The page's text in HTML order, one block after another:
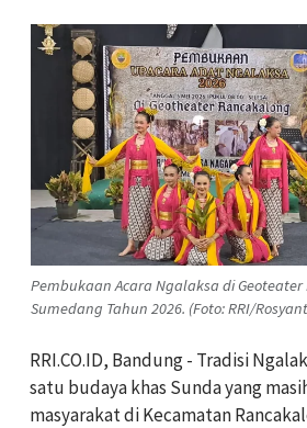
Pembukaan Acara Ngalaksa di
Sumedang Tahun 2026. (Foto: RRI/
RRI.CO.ID, Bandung - Tradisi
satu budaya khas Sunda yang
masyarakat di Kecamatan